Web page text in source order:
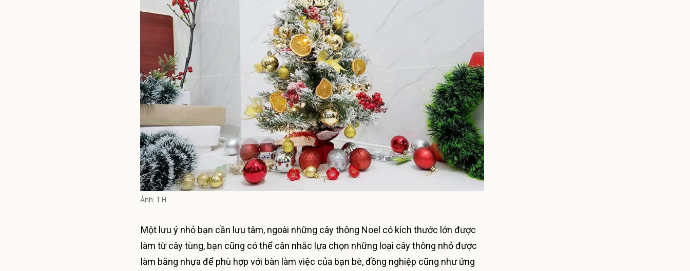
Ảnh: T.H
Một lưu ý nhỏ bạn cần lưu tâm, ngoài những cây thông Noel có kích thước lớn được
làm từ cây tùng, bạn cũng có thể cân nhắc lựa chọn những loại cây thông nhỏ được
làm bằng nhựa để phù hợp với bàn làm việc của bạn bè, đồng nghiệp cũng như ứng